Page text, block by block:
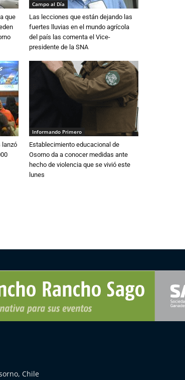
que
Campo al Día
Las lecciones que están dejando las
fuertes lluvias en el mundo agrícola
del país las comenta el Vice-
presidente de la SNA
lanzó
Informando Primero
Establecimiento educacional de
Osorno da a conocer medidas ante
hecho de violencia que se vivió este
lunes
Chile